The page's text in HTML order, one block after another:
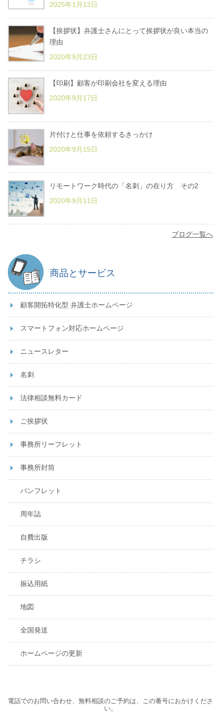
2025年1月13日
【挨拶状】弁護士さんにとって挨拶状が良い本当の
理由
2020年9月23日
【印刷】顧客が印刷会社を変える理由
2020年9月17日
片付けと仕事を依頼するきっかけ
2020年9月15日
リモートワーク時代の「名刺」の在り方 その2
2020年9月11日
ブログ一覧へ
商品とサービス
顧客開拓特化型 弁護士ホームページ
スマートフォン対応ホームページ
ニュースレター
名刺
法律相談無料カード
ご挨拶状
事務所リーフレット
事務所封筒
パンフレット
周年誌
自費出版
チラシ
振込用紙
地図
全国発送
ホームページの更新
電話でのお問い合わせ、 無料相談のご予約は、
この番号におかけくださ
い。